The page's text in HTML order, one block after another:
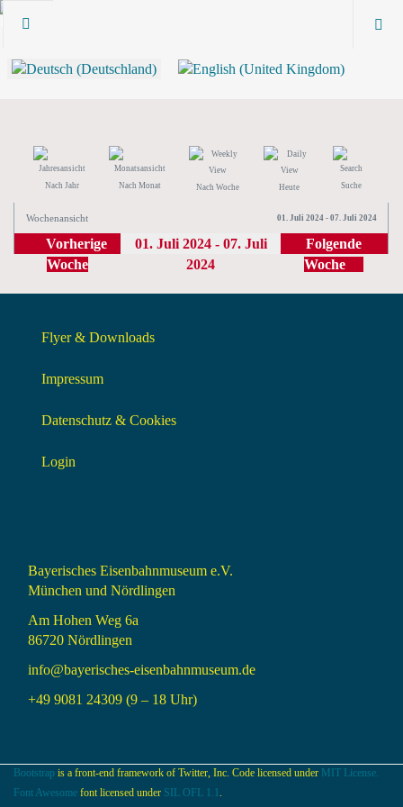
Nach Jahr Nach Monat Nach Woche Heute Suche
Wochenansicht 01. Juli 2024 - 07. Juli 2024
Vorherige
Woche
01. Juli 2024 - 07. Juli
2024
Folgende
Woche
Flyer & Downloads
Impressum
Datenschutz & Cookies
Login
Bayerisches Eisenbahnmuseum e.V.
München und Nördlingen
Am Hohen Weg 6a
86720 Nördlingen
info@bayerisches-eisenbahnmuseum.de
+49 9081 24309 (9 – 18 Uhr)
Bootstrap is a front-end framework of Twitter, Inc. Code licensed under MIT License.
Font Awesome font licensed under SIL OFL 1.1 .